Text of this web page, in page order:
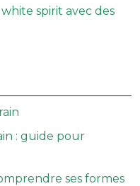
spirit avec des
: guide pour
ses formes